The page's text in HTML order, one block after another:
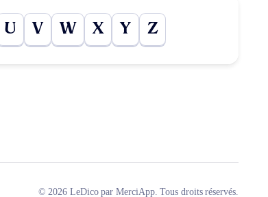
U V W X Y Z
© 2026 LeDico par MerciApp. Tous droits réservés.